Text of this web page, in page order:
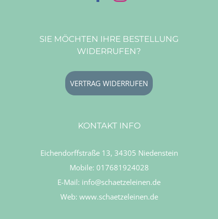
SIE MÖCHTEN IHRE BESTELLUNG
WIDERRUFEN?
VERTRAG WIDERRUFEN
KONTAKT INFO
Eichendorffstraße 13, 34305 Niedenstein
Mobile: 017681924028
E-Mail: info@schaetzeleinen.de
Web: www.schaetzeleinen.de